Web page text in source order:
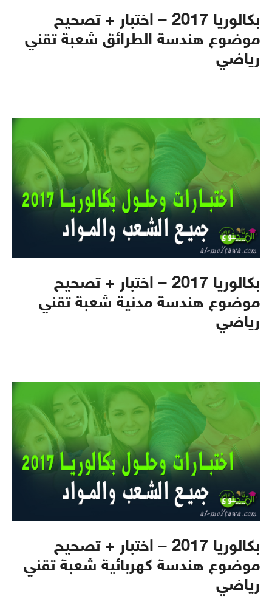
بكالوريا 2017 – اختبار + تصحيح
موضوع هندسة الطرائق شعبة تقني
رياضي
بكالوريا 2017 – اختبار + تصحيح
موضوع هندسة مدنية شعبة تقني
رياضي
بكالوريا 2017 – اختبار + تصحيح
موضوع هندسة كهربائية شعبة تقني
رياضي